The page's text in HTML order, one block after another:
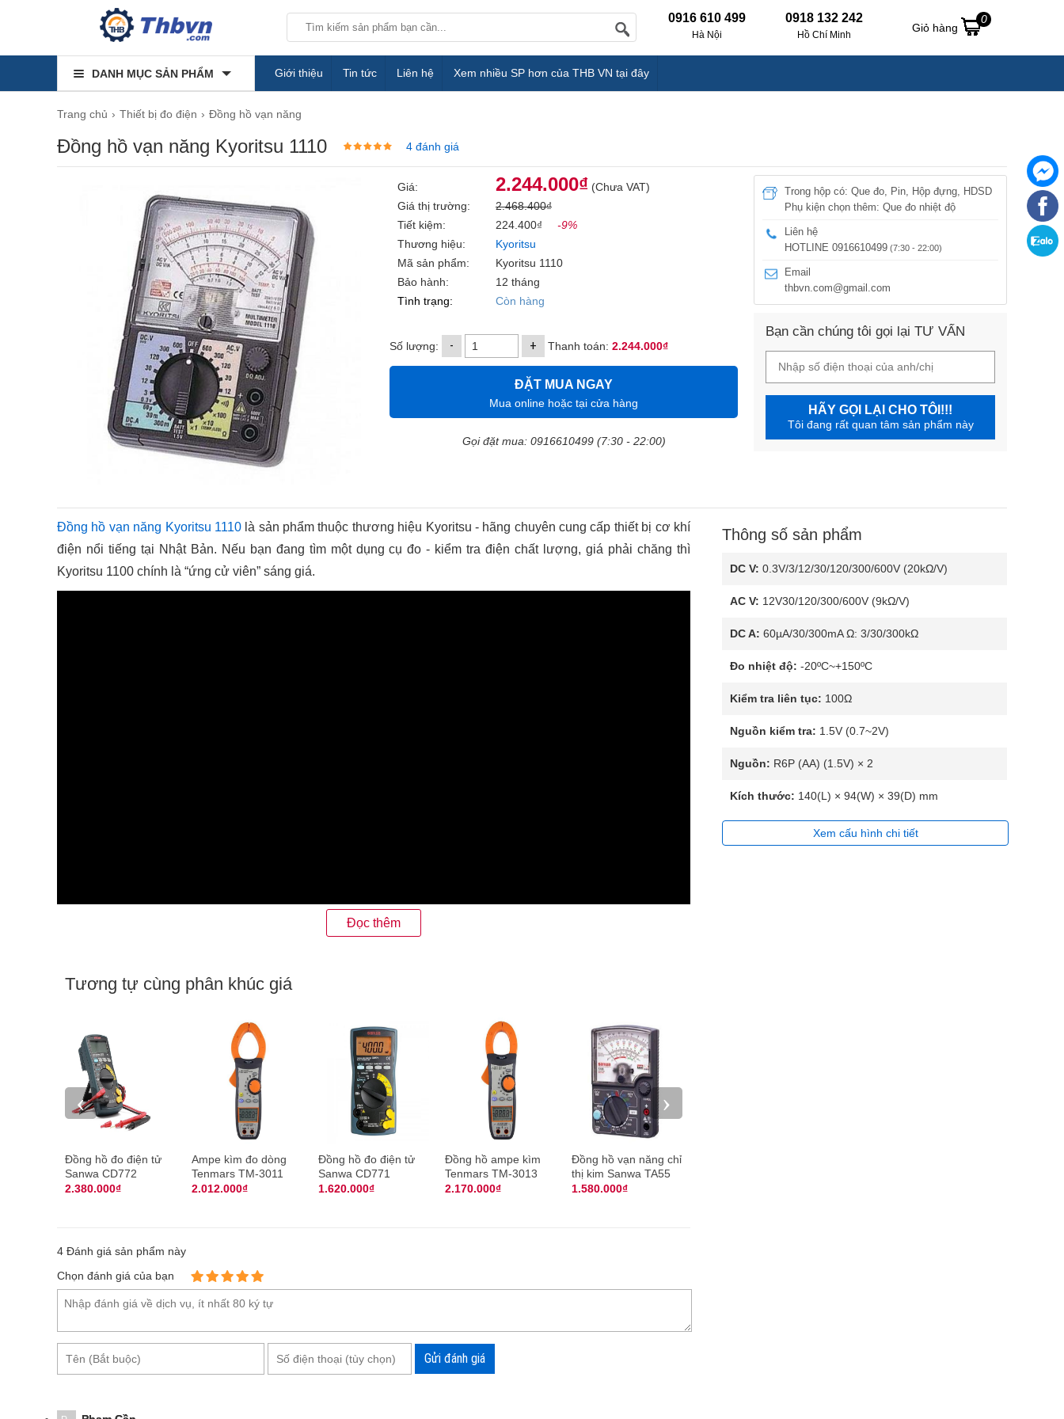
0916 610 499
Hà Nội
0918 132 242
Hồ Chí Minh
Giỏ hàng
0
DANH MỤC SẢN PHẨM Giới thiệu Tin tức Liên hệ Xem nhiều SP hơn của THB VN tại đây
Trang chủ Thiết bị đo điện Đồng hồ vạn năng
Đồng hồ vạn năng Kyoritsu 1110 4 đánh giá
Giá: 2.244.000₫ (Chưa VAT)
Giá thị trường:
2.468.400₫
Tiết kiệm:
224.400₫
-9%
Thương hiệu:
Kyoritsu
Mã sản phẩm:
Kyoritsu 1110
Bảo hành:
12 tháng
Tình trạng:
Còn hàng
Số lượng: - + Thanh toán: 2.244.000₫
ĐẶT MUA NGAY
Mua online hoặc tại cửa hàng
Gọi đặt mua: 0916610499 (7:30 - 22:00)
Trong hộp có: Que đo, Pin, Hộp đựng, HDSD
Phụ kiện chọn thêm: Que đo nhiệt độ
Liên hệ
HOTLINE 0916610499 (7:30 - 22:00)
Email
thbvn.com@gmail.com
Bạn cần chúng tôi gọi lại TƯ VẤN
HÃY GỌI LẠI CHO TÔI!!!
Tôi đang rất quan tâm sản phẩm này
Đồng hồ vạn năng Kyoritsu 1110là sản phẩm thuộc thương hiệu Kyoritsu - hãng chuyên cung cấp thiết bị cơ khí
điện nổi tiếng tại Nhật Bản. Nếu bạn đang tìm một dụng cụ đo - kiểm tra điện chất lượng, giá phải chăng thì
Kyoritsu 1100 chính là “ứng cử viên” sáng giá.
Thiết kế nổi bật của đồng hồ vạn năng Kyoritsu 1110
Kyoritsu 1110 là đồng hồ vạn năng kim
, sở hữu thiết kế nhỏ gọn, kích thước máy chỉ 140×94×39mm, trọng lượng
khoảng 280g nên rất tiện lợi để cầm trên tay hoặc bỏ túi áo mang theo bên người. Nhờ vậy mà bạn có thể làm
việc ở nhiều vị trí, địa hình khác nhau dù là ở trên cao hay trong góc nhỏ hẹp.
Đọc thêm
Tương tự cùng phân khúc giá
Đồng hồ đo điện tử
Sanwa CD772
2.380.000₫
Ampe kìm đo dòng
Tenmars TM-3011
2.012.000₫
Đồng hồ đo điện tử
Sanwa CD771
1.620.000₫
Đồng hồ ampe kìm
Tenmars TM-3013
2.170.000₫
Đồng hồ vạn năng chỉ
thị kim Sanwa TA55
1.580.000₫
‹ ›
4 Đánh giá sản phẩm này
Chọn đánh giá của bạn
Gửi đánh giá
Thông số sản phẩm
DC V: 0.3V/3/12/30/120/300/600V (20kΩ/V)
AC V: 12V30/120/300/600V (9kΩ/V)
DC A: 60µA/30/300mA Ω: 3/30/300kΩ
Đo nhiệt độ: -20ºC~+150ºC
Kiểm tra liên tục: 100Ω
Nguồn kiểm tra: 1.5V (0.7~2V)
Nguồn: R6P (AA) (1.5V) × 2
Kích thước: 140(L) × 94(W) × 39(D) mm
Xem cấu hình chi tiết